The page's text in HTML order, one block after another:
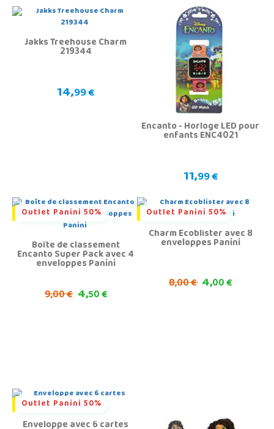
Jakks Treehouse Charm
219344
14,99 €
Encanto - Horloge LED pour
enfants ENC4021
11,99 €
Outlet Panini 50%
Boîte de classement
Encanto Super Pack avec 4
enveloppes Panini
9,00 € 4,50 €
Outlet Panini 50%
Charm Ecoblister avec 8
enveloppes Panini
8,00 € 4,00 €
Outlet Panini 50%